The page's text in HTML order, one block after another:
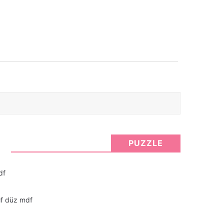
PUZZLE
düz mdf